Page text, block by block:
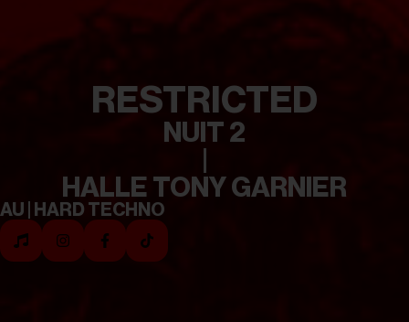
RESTRICTED
NUIT 2
HALLE TONY GARNIER
AU | HARD TECHNO